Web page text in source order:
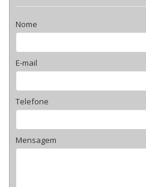
Nome
E-mail
Telefone
Mensagem